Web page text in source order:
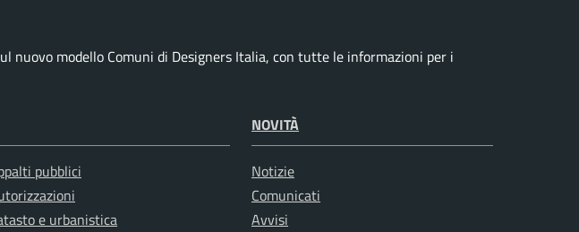
nuovo modello Comuni di Designers Italia, con tutte le informazioni per i
pubblici
e urbanistica
NOVITÀ
Notizie
Comunicati
Avvisi